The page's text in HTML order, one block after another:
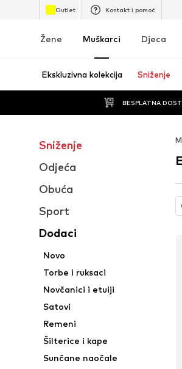
Outlet Kontakt i pomoć
Žene Muškarci Djeca
Ekskluzivna kolekcija Sniženje
BESPLATNA
Sniženje
Odjeća
Obuća
Sport
Dodaci
Novo
Torbe i ruksaci
Novčanici i etuiji
Satovi
Remeni
Šilterice i kape
Sunčane naočale